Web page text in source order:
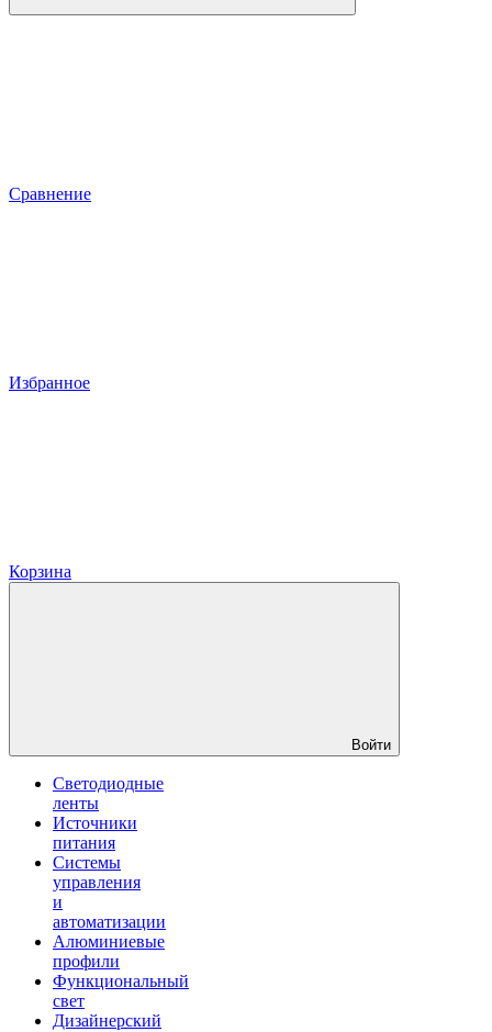
Сравнение
Избранное
Корзина
Войти
Светодиодные
ленты
Источники
питания
Системы
управления
и
автоматизации
Алюминиевые
профили
Функциональный
свет
Дизайнерский